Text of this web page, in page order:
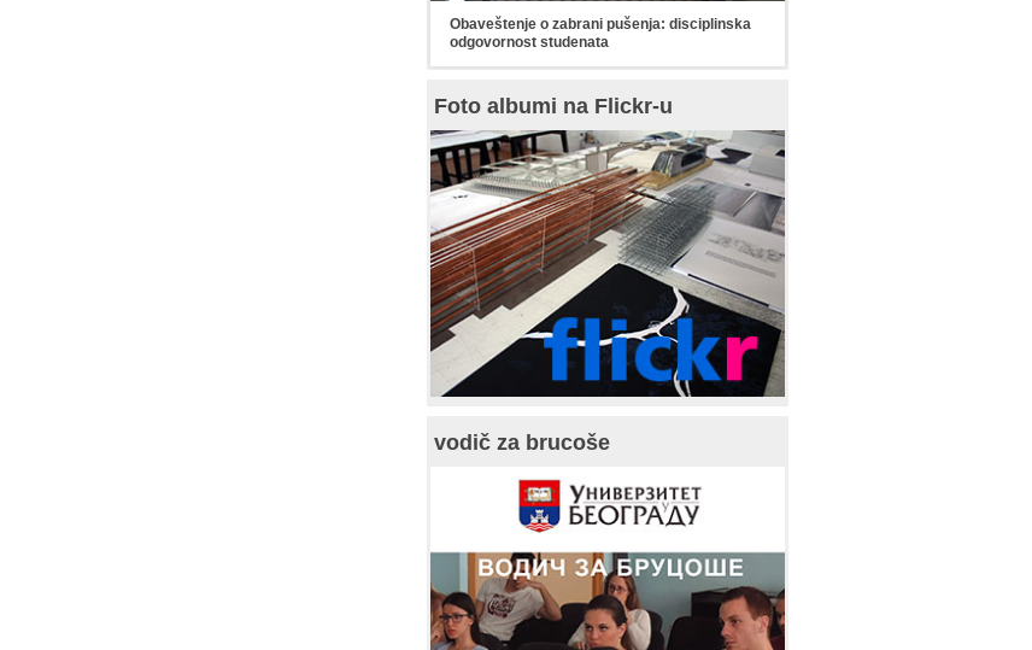
Obaveštenje o zabrani pušenja: disciplinska
odgovornost studenata
Foto albumi na Flickr-u
vodič za brucoše